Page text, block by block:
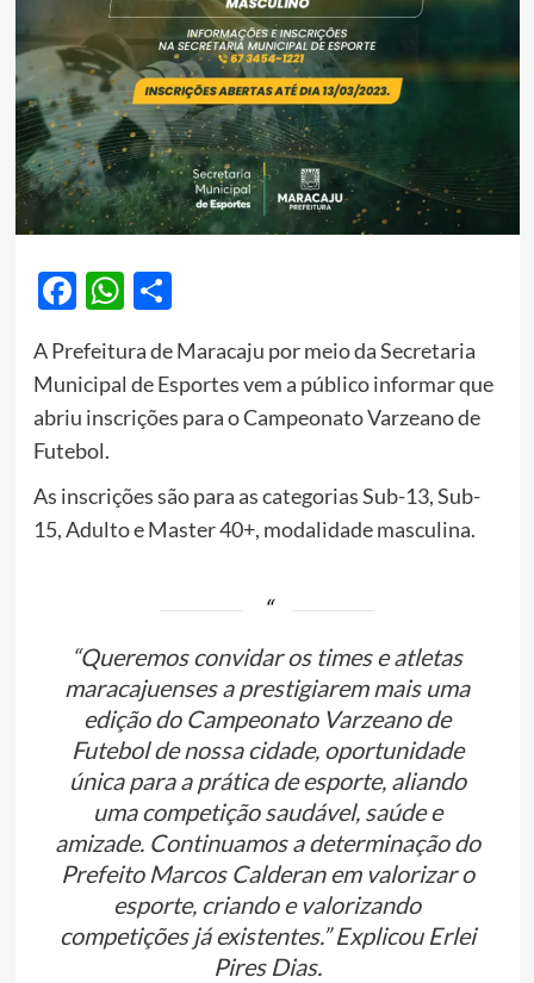
Facebook
WhatsApp
Share
A Prefeitura de Maracaju por meio da Secretaria
Municipal de Esportes vem a público informar que
abriu inscrições para o Campeonato Varzeano de
Futebol.
As inscrições são para as categorias Sub-13, Sub-
15, Adulto e Master 40+, modalidade masculina.
“Queremos convidar os times e atletas
maracajuenses a prestigiarem mais uma
edição do Campeonato Varzeano de
Futebol de nossa cidade, oportunidade
única para a prática de esporte, aliando
uma competição saudável, saúde e
amizade. Continuamos a determinação do
Prefeito Marcos Calderan em valorizar o
esporte, criando e valorizando
competições já existentes.” Explicou Erlei
Pires Dias.